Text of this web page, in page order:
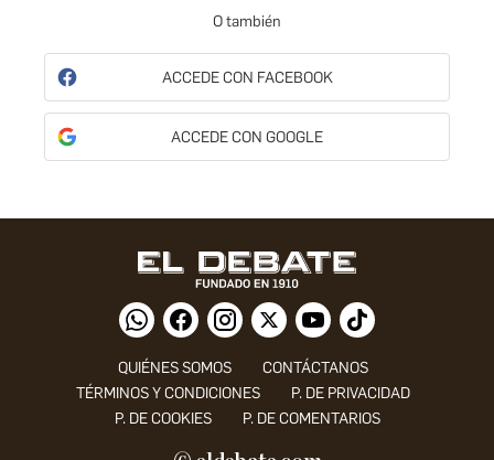
O también
ACCEDE CON FACEBOOK
ACCEDE CON GOOGLE
QUIÉNES SOMOS
CONTÁCTANOS
TÉRMINOS Y CONDICIONES
P. DE PRIVACIDAD
P. DE COOKIES
P. DE COMENTARIOS